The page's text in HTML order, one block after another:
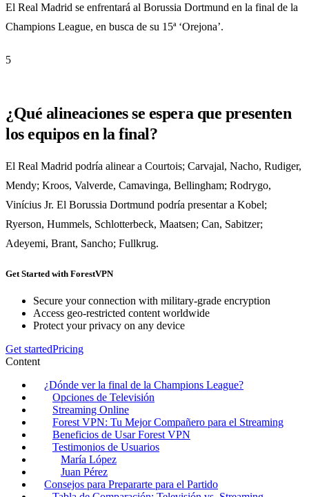
El Real Madrid se enfrentará al Borussia Dortmund en la final de la
Champions League, en busca de su 15ª ‘Orejona’.
5
¿Qué alineaciones se espera que presenten
los equipos en la final?
El Real Madrid podría alinear a Courtois; Carvajal, Nacho, Rudiger,
Mendy; Kroos, Valverde, Camavinga, Bellingham; Rodrygo,
Vinícius Jr. El Borussia Dortmund podría presentar a Kobel;
Ryerson, Hummels, Schlotterbeck, Maatsen; Can, Sabitzer;
Adeyemi, Brant, Sancho; Fullkrug.
Get Started with ForestVPN
Secure your connection with military-grade encryption
Access geo-restricted content worldwide
Protect your privacy on any device
Get startedPricing
Content
¿Dónde ver la final de la Champions League?
Opciones de Televisión
Streaming Online
Forest VPN: Tu Mejor Compañero para el Streaming
Beneficios de Usar Forest VPN
Testimonios de Usuarios
María López
Juan Pérez
Consejos para Prepararte para el Partido